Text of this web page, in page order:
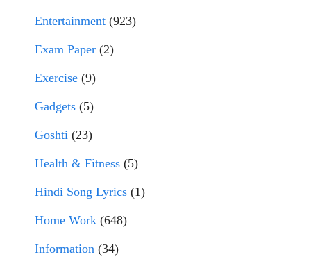
Entertainment (923)
Exam Paper (2)
Exercise (9)
Gadgets (5)
Goshti (23)
Health & Fitness (5)
Hindi Song Lyrics (1)
Home Work (648)
Information (34)